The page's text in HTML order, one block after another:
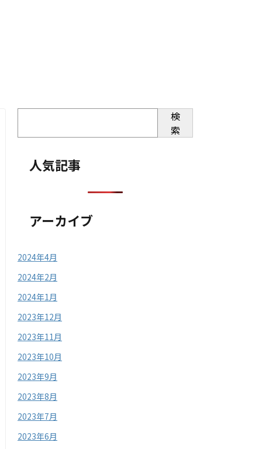
検
索
人気記事
アーカイブ
2024年4月
2024年2月
2024年1月
2023年12月
2023年11月
2023年10月
2023年9月
2023年8月
2023年7月
2023年6月